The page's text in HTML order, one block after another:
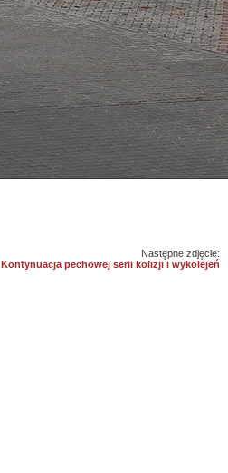
Następne zdjęcie:
Kontynuacja pechowej serii kolizji i wykolejeń